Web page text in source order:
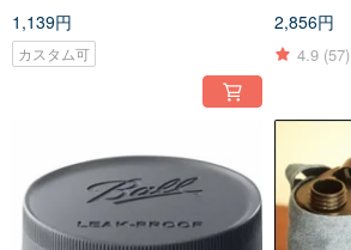
1,139円
カスタム可
き蓋
2,856円
4.9 (57)